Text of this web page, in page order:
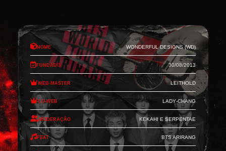
Nome Wonderful Designs (WD)
Fundado 30/08/2013
Web-Master Leithold
Co-Web Lady-Chang
Moderação Kekahi e Serpentae
Feat BTS Arirang